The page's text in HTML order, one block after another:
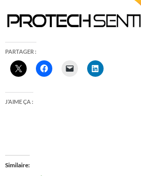
PARTAGER :
J’AIME ÇA :
Similaire